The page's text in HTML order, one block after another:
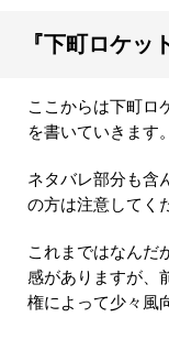
『下町ロケッ
ここからは下町ロ
を書いていきます。
ネタバレ部分も含
の方は注意してく
これまではなんだ
感がありますが、
権によって少々風